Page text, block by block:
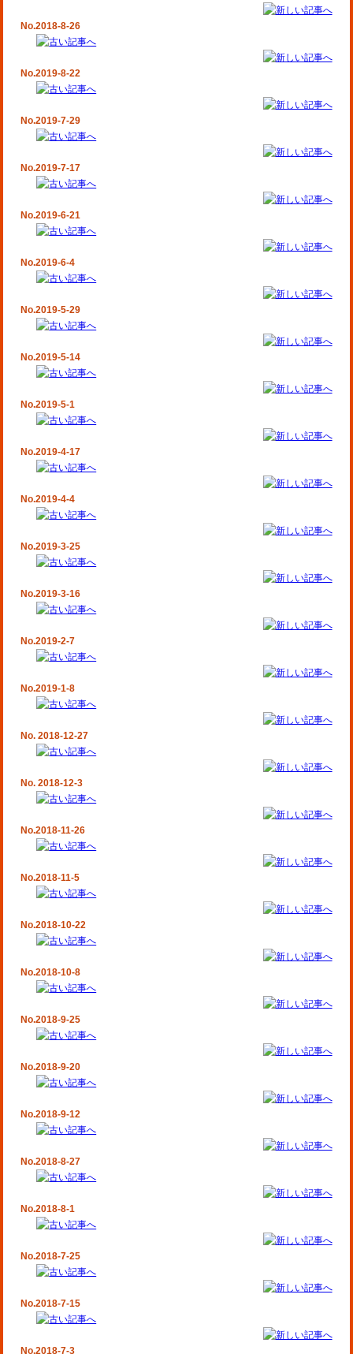
No.2018-8-26
No.2019-8-22
No.2019-7-29
No.2019-7-17
No.2019-6-21
No.2019-6-4
No.2019-5-29
No.2019-5-14
No.2019-5-1
No.2019-4-17
No.2019-4-4
No.2019-3-25
No.2019-3-16
No.2019-2-7
No.2019-1-8
No. 2018-12-27
No. 2018-12-3
No.2018-11-26
No.2018-11-5
No.2018-10-22
No.2018-10-8
No.2018-9-25
No.2018-9-20
No.2018-9-12
No.2018-8-27
No.2018-8-1
No.2018-7-25
No.2018-7-15
No.2018-7-3